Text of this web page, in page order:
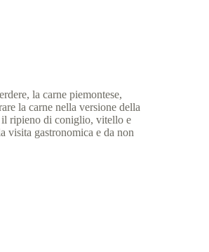
la carne piemontese,
la carne nella versione della
il ripieno di coniglio, vitello e
visita gastronomica e da non